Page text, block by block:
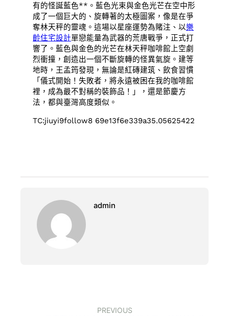
有的怪誕藍色**。藍色光束與金色光芒在空中形
成了一個巨大的、旋轉著的太極圖案，像是在爭
奪林天秤的靈魂。這場以星座運勢為賭注、以樂
齡住宅設計單戀能量為武器的荒唐戰爭，正式打
響了。藍色與金色的光芒在林天秤咖啡館上空劇
烈衝撞，創造出一個不斷旋轉的怪異氣旋。建等
地時，王孟筠發現，無論是紅磚建筑、飲食習慣
「儀式開始！失敗者，將永遠被困在我的咖啡館
裡，成為最不對稱的裝飾品！」，還是節慶方
法，都與臺灣高度類似。
TC:jiuyi9follow8 69e13f6e339a35.05625422
admin
PREVIOUS